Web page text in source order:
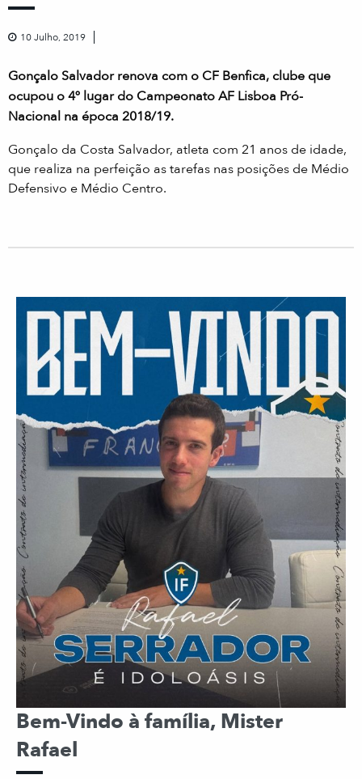
10 Julho, 2019
Gonçalo Salvador renova com o CF Benfica, clube que
ocupou o 4º lugar do Campeonato AF Lisboa Pró-
Nacional na época 2018/19.
Gonçalo da Costa Salvador, atleta com 21 anos de idade,
que realiza na perfeição as tarefas nas posições de Médio
Defensivo e Médio Centro.
Bem-Vindo à família, Mister
Rafael